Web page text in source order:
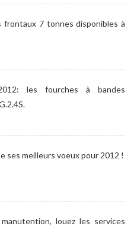
frontaux 7 tonnes disponibles à
les fourches à bandes
ses meilleurs voeux pour 2012 !
louez les services